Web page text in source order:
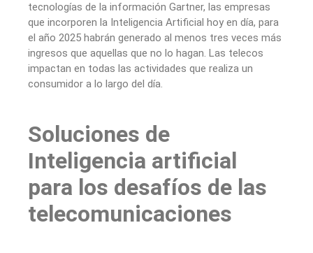
tecnologías de la información Gartner, las empresas
que incorporen la Inteligencia Artificial hoy en día, para
el año 2025 habrán generado al menos tres veces más
ingresos que aquellas que no lo hagan. Las telecos
impactan en todas las actividades que realiza un
consumidor a lo largo del día.
Soluciones de
Inteligencia artificial
para los desafíos de las
telecomunicaciones